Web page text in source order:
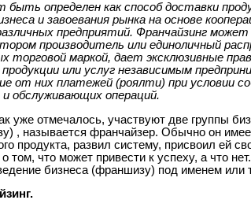
быть определен как способ доставки
и завоевания рынка на основе
предприятий. Франчайзинг
производитель или единоличный
торговой маркой, дает эксклюзивные
или услуг независимым
от них платежей (роялти) при условии
обслуживающих операций.
уже отмечалось, участвуют две группы
, называется франчайзер. Обычно он
продукта, развил систему, присвоил ей
том, что может привести к успеху, а что
бизнеса (франшизу) под именем или